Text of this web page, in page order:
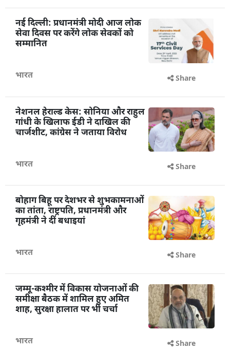
नई दिल्ली: प्रधानमंत्री मोदी आज लोक
सेवा दिवस पर करेंगे लोक सेवकों को
सम्मानित
भारत Share
नेशनल हेराल्ड केस: सोनिया और राहुल
गांधी के खिलाफ ईडी ने दाखिल की
चार्जशीट, कांग्रेस ने जताया विरोध
भारत Share
बोहाग बिहू पर देशभर से शुभकामनाओं
का तांता, राष्ट्रपति, प्रधानमंत्री और
गृहमंत्री ने दीं बधाइयां
भारत Share
जम्मू-कश्मीर में विकास योजनाओं की
समीक्षा बैठक में शामिल हुए अमित
शाह, सुरक्षा हालात पर भी चर्चा
भारत Share